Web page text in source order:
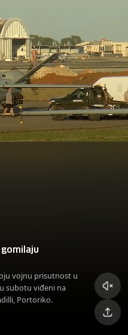
vojnu prisutnost u
subotu viđeni na
Portoriko.